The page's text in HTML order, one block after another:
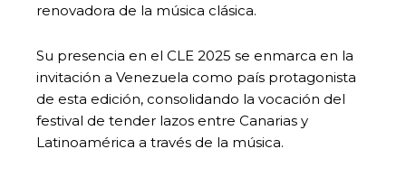
renovadora de la música clásica.
Su presencia en el CLE 2025 se enmarca en la
invitación a Venezuela como país protagonista
de esta edición, consolidando la vocación del
festival de tender lazos entre Canarias y
Latinoamérica a través de la música.